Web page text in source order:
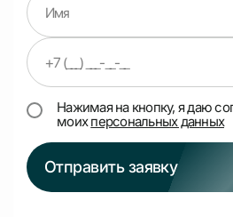
Нажимая на кнопку, я даю
моихперсональных данных
Отправить заявку